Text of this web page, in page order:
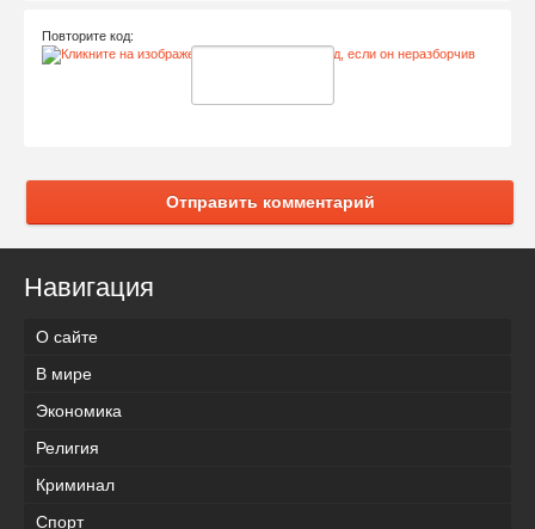
Повторите код:
Отправить комментарий
Навигация
О сайте
В мире
Экономика
Религия
Криминал
Спорт